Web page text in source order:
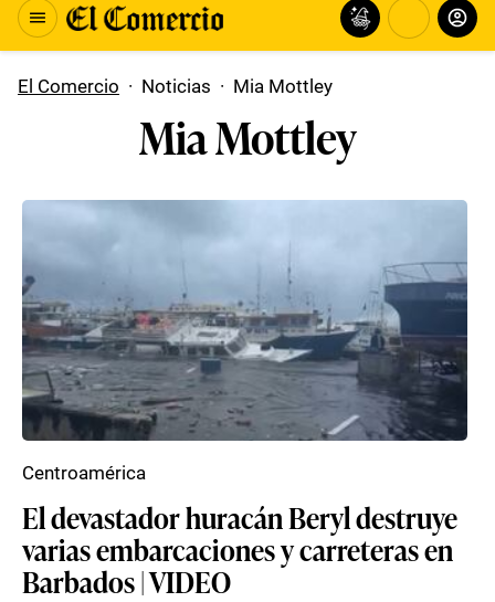
El Comercio · Noticias · Mia Mottley
Mia Mottley
El devastador huracán Beryl destruye
varias embarcaciones y carreteras en
Barbados | VIDEO
Centroamérica